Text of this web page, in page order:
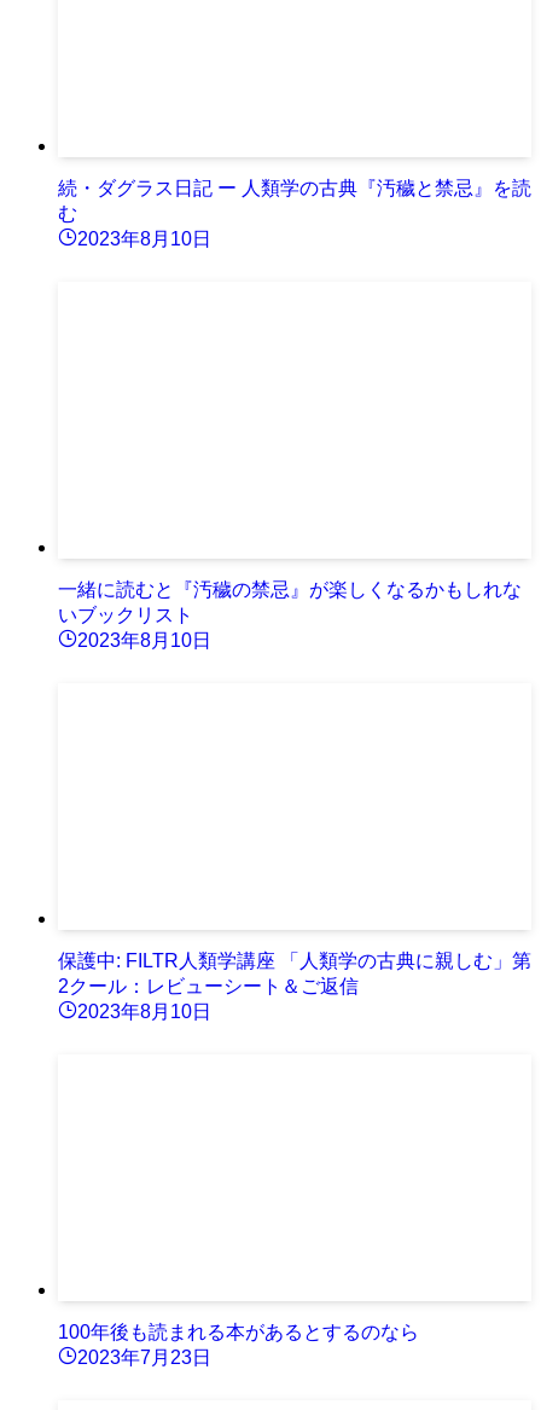
続・ダグラス日記 ー 人類学の古典『汚穢と禁忌』を読
む
2023年8月10日
一緒に読むと『汚穢の禁忌』が楽しくなるかもしれな
いブックリスト
2023年8月10日
保護中: FILTR人類学講座 「人類学の古典に親しむ」第
2クール：レビューシート＆ご返信
2023年8月10日
100年後も読まれる本があるとするのなら
2023年7月23日